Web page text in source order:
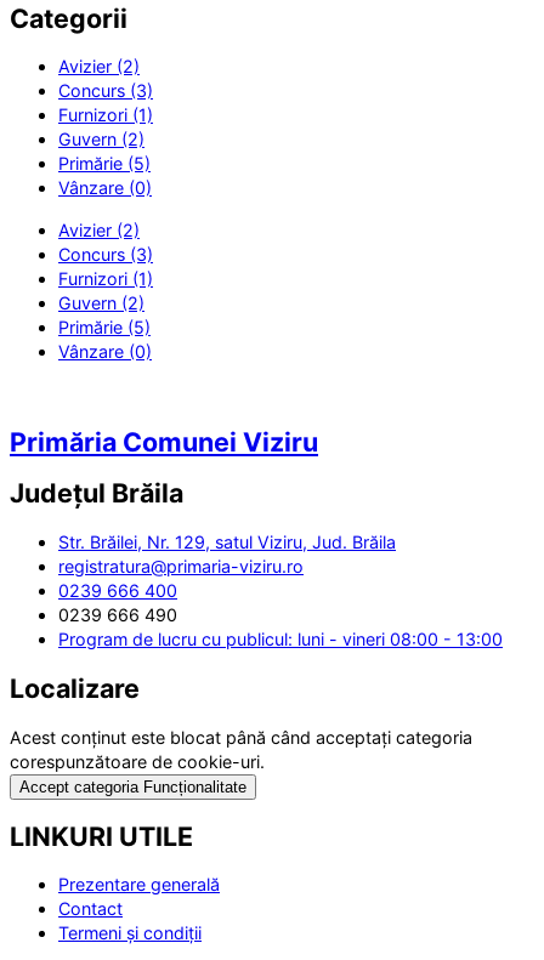
Categorii
Avizier (2)
Concurs (3)
Furnizori (1)
Guvern (2)
Primărie (5)
Vânzare (0)
Avizier (2)
Concurs (3)
Furnizori (1)
Guvern (2)
Primărie (5)
Vânzare (0)
Primăria Comunei Viziru
Județul Brăila
Str. Brăilei, Nr. 129, satul Viziru, Jud. Brăila
registratura@primaria-viziru.ro
0239 666 400
0239 666 490
Program de lucru cu publicul: luni - vineri 08:00 - 13:00
Localizare
Acest conținut este blocat până când acceptați categoria
corespunzătoare de cookie-uri.
Accept categoria Funcționalitate
LINKURI UTILE
Prezentare generală
Contact
Termeni și condiții